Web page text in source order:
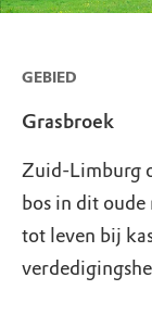
GEBIED
Grasbroek
Zuid-Limburg
bos in dit
tot leven bij